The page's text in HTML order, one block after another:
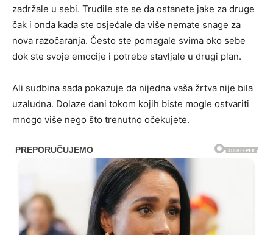
zadržale u sebi. Trudile ste se da ostanete jake za druge
čak i onda kada ste osjećale da više nemate snage za
nova razočaranja. Često ste pomagale svima oko sebe
dok ste svoje emocije i potrebe stavljale u drugi plan.
Ali sudbina sada pokazuje da nijedna vaša žrtva nije bila
uzaludna. Dolaze dani tokom kojih biste mogle ostvariti
mnogo više nego što trenutno očekujete.